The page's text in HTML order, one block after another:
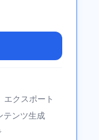
エクスポート
テンツ生成